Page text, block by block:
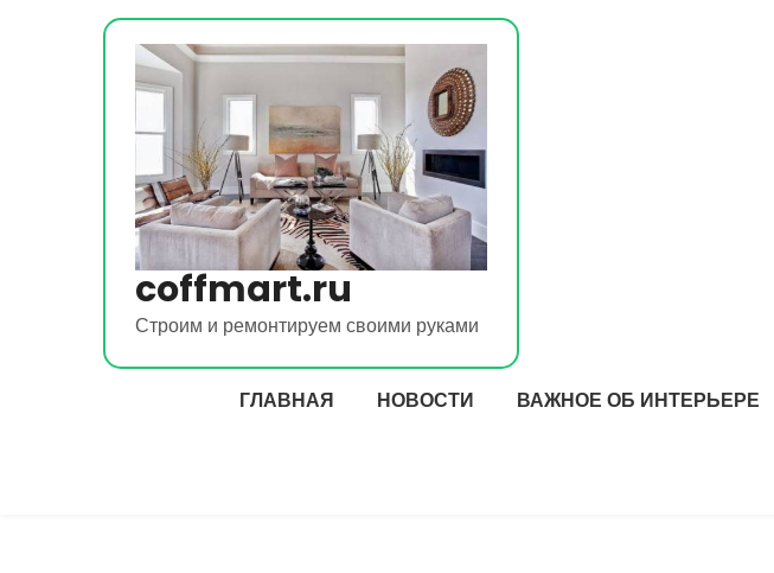
coffmart.ru
Строим и ремонтируем своими руками
ГЛАВНАЯ НОВОСТИ ВАЖНОЕ ОБ ИНТЕРЬЕРЕ